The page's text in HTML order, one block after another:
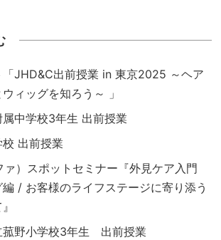
「JHD&C出前授業 in 東京2025 ～ヘア
ィッグを知ろう～ 」
中学校3年生 出前授業
出前授業
ァ）スポットセミナー『外見ケア入門
/ お客様のライフステージに寄り添う
菰野小学校3年生 出前授業